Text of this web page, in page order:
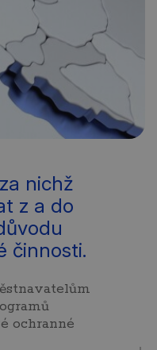
nichž
z a do
činnosti.
ochranné